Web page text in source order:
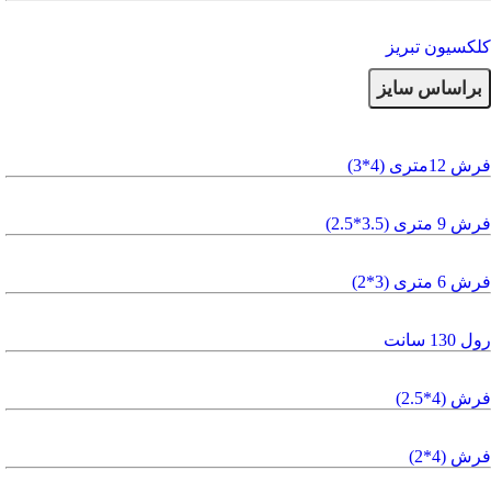
کلکسیون تبریز
براساس سایز
فرش 12متری (4*3)
فرش 9 متری (3.5*2.5)
فرش 6 متری (3*2)
رول 130 سانت
فرش (4*2.5)
فرش (4*2)